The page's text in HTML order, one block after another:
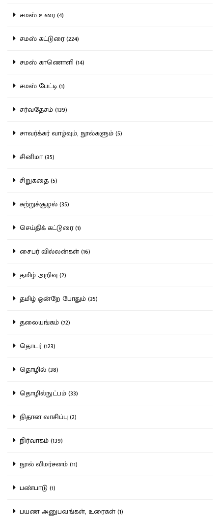
சமஸ் உரை (4)
சமஸ் கட்டுரை (224)
சமஸ் காணொளி (14)
சமஸ் பேட்டி (1)
சர்வதேசம் (139)
சாவர்க்கர் வாழ்வும், நூல்களும் (5)
சினிமா (35)
சிறுகதை (5)
சுற்றுச்சூழல் (35)
செய்திக் கட்டுரை (1)
சைபர் வில்லன்கள் (16)
தமிழ் அறிவு (2)
தமிழ் ஒன்றே போதும் (35)
தலையங்கம் (72)
தொடர் (123)
தொழில் (38)
தொழில்நுட்பம் (33)
நிதான வாசிப்பு (2)
நிர்வாகம் (139)
நூல் விமர்சனம் (11)
பண்பாடு (1)
பயண அனுபவங்கள், உரைகள் (1)